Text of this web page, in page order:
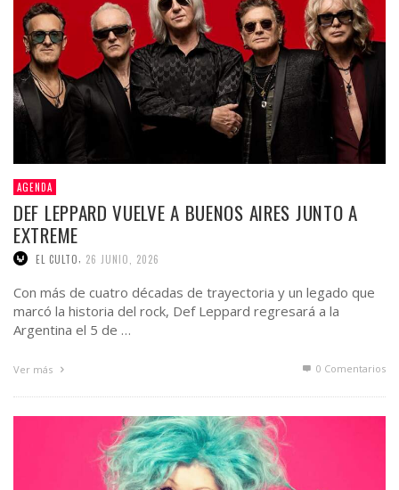
AGENDA
DEF LEPPARD VUELVE A BUENOS AIRES JUNTO A
EXTREME
EL CULTO 26 JUNIO, 2026
Con más de cuatro décadas de trayectoria y un legado que
marcó la historia del rock, Def Leppard regresará a la
Argentina el 5 de …
Ver más 0 Comentarios